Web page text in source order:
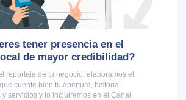
tener presencia en el
de mayor credibilidad?
reportaje de tu negocio, elaboramos el
cuente bien tu apertura, historia,
y servicios y lo incluiremos en el Canal